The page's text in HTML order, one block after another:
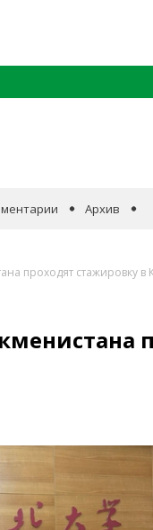
Архив
проходят стажировку в